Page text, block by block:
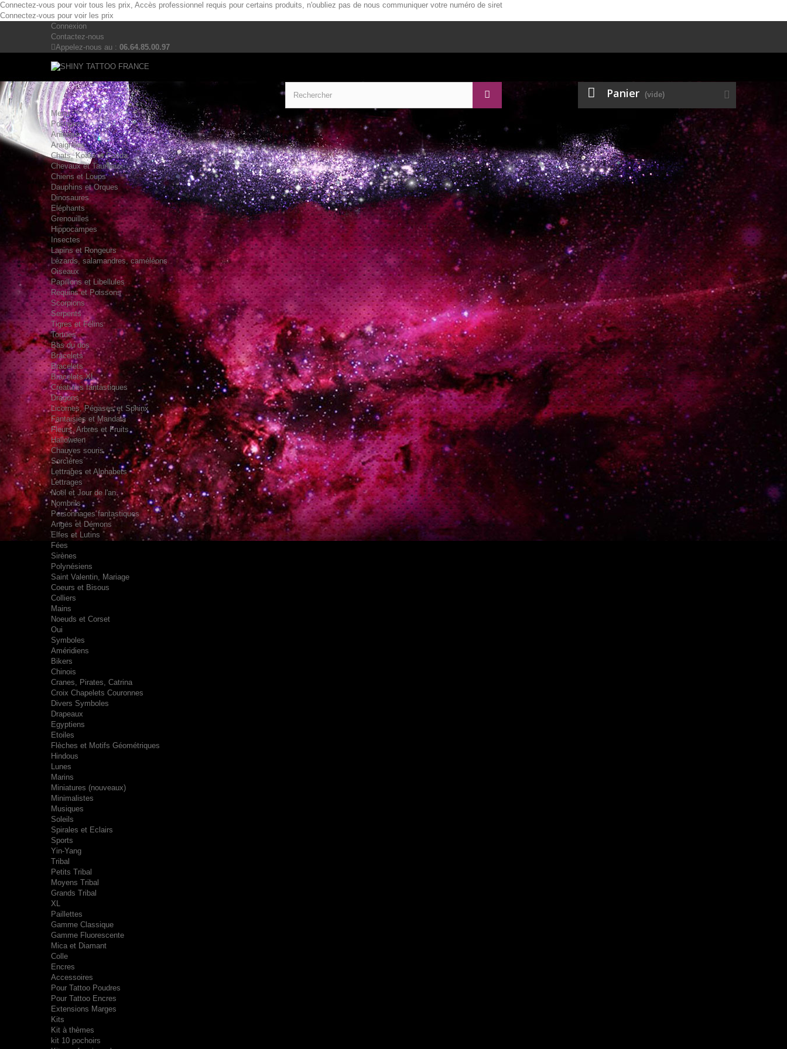
Connectez-vous pour voir tous les prix, Accès professionnel requis pour certains produits, n'oubliez pas de nous communiquer votre numéro de siret
Connectez-vous pour voir les prix
Connexion
Contactez-nous
Appelez-nous au : 06.64.85.00.97
Panier (vide)
Menu
Pochoirs
Animaux
Araignées
Chats, Koala et Panda
Chevaux et Taureaux
Chiens et Loups
Dauphins et Orques
Dinosaures
Eléphants
Grenouilles
Hippocampes
Insectes
Lapins et Rongeurs
Lézards, salamandres, caméléons
Oiseaux
Papillons et Libellules
Requins et Poissons
Scorpions
Serpents
Tigres et Félins
Tortues
Bas du dos
Bracelets
Bracelets
Bracelets XL
Créatures fantastiques
Dragons
Licornes, Pégases et Sphinx
Fantaisies et Mandala
Fleurs, Arbres et Fruits
Halloween
Chauves souris
Sorcières
Lettrages et Alphabets
Lettrages
Noël et Jour de l'an
Nombrils
Personnages fantastiques
Anges et Démons
Elfes et Lutins
Fées
Sirènes
Polynésiens
Saint Valentin, Mariage
Coeurs et Bisous
Colliers
Mains
Noeuds et Corset
Oui
Symboles
Améridiens
Bikers
Chinois
Cranes, Pirates, Catrina
Croix Chapelets Couronnes
Divers Symboles
Drapeaux
Egyptiens
Etoiles
Flèches et Motifs Géométriques
Hindous
Lunes
Marins
Miniatures (nouveaux)
Minimalistes
Musiques
Soleils
Spirales et Eclairs
Sports
Yin-Yang
Tribal
Petits Tribal
Moyens Tribal
Grands Tribal
XL
Paillettes
Gamme Classique
Gamme Fluorescente
Mica et Diamant
Colle
Encres
Accessoires
Pour Tattoo Poudres
Pour Tattoo Encres
Extensions Marges
Kits
Kit à thèmes
kit 10 pochoirs